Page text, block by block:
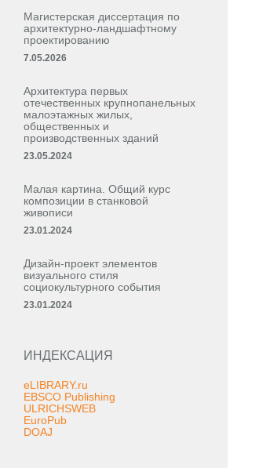
Магистерская диссертация по
архитектурно-ландшафтному
проектированию
7.05.2026
Архитектура первых
отечественных крупнопанельных
малоэтажных жилых,
общественных и
производственных зданий
23.05.2024
Малая картина. Общий курс
композиции в станковой
живописи
23.01.2024
Дизайн-проект элементов
визуального стиля
социокультурного события
23.01.2024
ИНДЕКСАЦИЯ
eLIBRARY.ru
EBSCO Publishing
ULRICHSWEB
EuroPub
DOAJ